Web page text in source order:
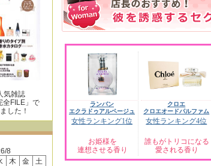
ランバン
エクラドゥアルページュ
女性ランキング1位
お姫様を
連想させる香り
クロエ
クロエオードパルファム
女性ランキング4位
誰もがトリコになる
愛される香り
気雑誌
全FILE」で
した！
8
木 金
土